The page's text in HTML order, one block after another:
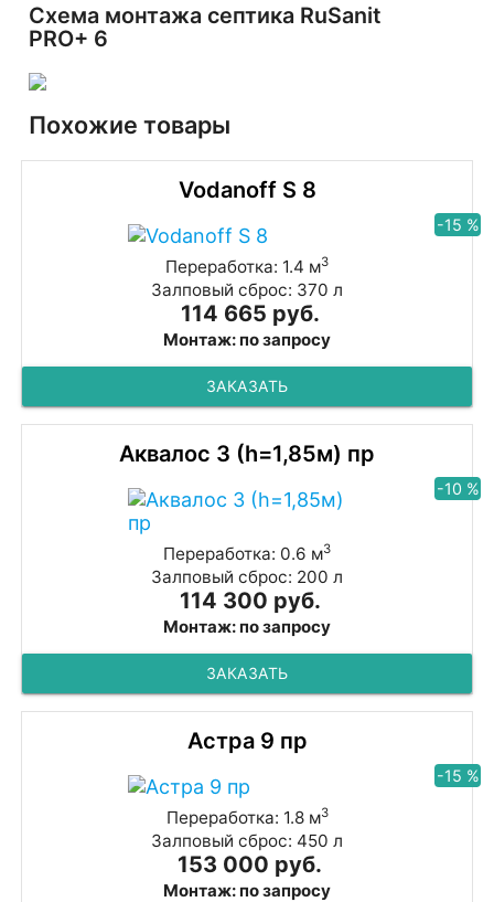
Схема монтажа септика RuSanit
PRO+ 6
Похожие товары
Vodanoff S 8
-15 %
Переработка: 1.4 м3
Залповый сброс: 370 л
114 665 руб.
Монтаж: по запросу
ЗАКАЗАТЬ
Аквалос 3 (h=1,85м) пр
-10 %
Переработка: 0.6 м3
Залповый сброс: 200 л
114 300 руб.
Монтаж: по запросу
ЗАКАЗАТЬ
Астра 9 пр
-15 %
Переработка: 1.8 м3
Залповый сброс: 450 л
153 000 руб.
Монтаж: по запросу